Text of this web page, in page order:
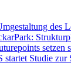
des
setzen
Studie zur